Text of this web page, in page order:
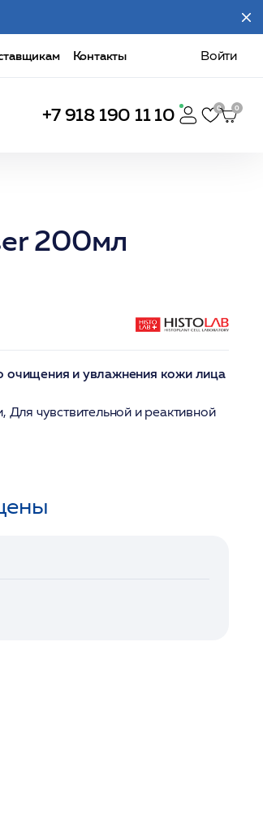
Контакты Войти
+7 918 190 11 10
200мл
очищения и увлажнения кожи лица
чувствительной и реактивной